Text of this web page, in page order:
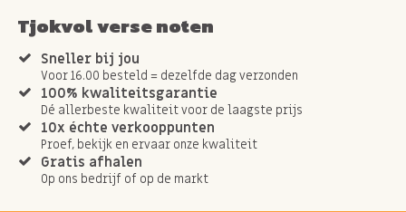
Tjokvol verse noten
Sneller bij jou
Voor 16.00 besteld = dezelfde dag verzonden
100% kwaliteitsgarantie
Dé allerbeste kwaliteit voor de laagste prijs
10x échte verkooppunten
Proef, bekijk en ervaar onze kwaliteit
Gratis afhalen
Op ons bedrijf of op de markt